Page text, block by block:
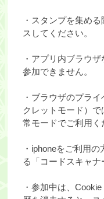
・スタンプを集め
スしてください。
・アプリ内ブラウ
参加できません。
・ブラウザのプラ
クレットモード）
常モードでご利用く
・iphoneをご利用
る「コードスキャナ
・参加中は、